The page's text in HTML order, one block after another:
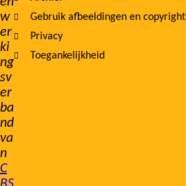
w
er
ki
ng
sv
er
ba
nd
va
n
C
Gebruik afbeeldingen en copyright
Privacy
Toegankelijkheid